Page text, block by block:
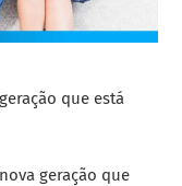
que está
geração que